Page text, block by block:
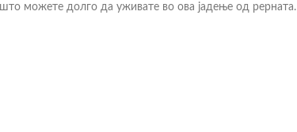
можете долго да уживате во ова јадење од рерната.